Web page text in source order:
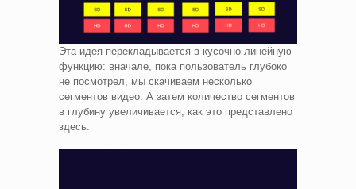
Эта идея перекладывается в кусочно‑линейную
функцию: вначале, пока пользователь глубоко
не посмотрел, мы скачиваем несколько
сегментов видео. А затем количество сегментов
в глубину увеличивается, как это представлено
здесь: